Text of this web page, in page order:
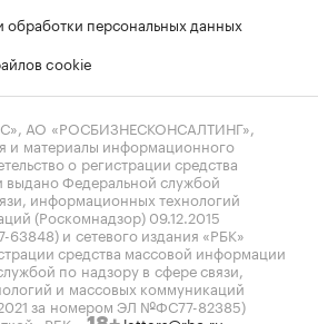
персональных данных
cookie
АО «РОСБИЗНЕСКОНСАЛТИНГ»,
и материалы информационного
о регистрации средства
Федеральной службой
информационных технологий
(Роскомнадзор) 09.12.2015
и сетевого издания «РБК»
средства массовой информации
по надзору в сфере связи,
и массовых коммуникаций
за номером ЭЛ №ФС77-82385)